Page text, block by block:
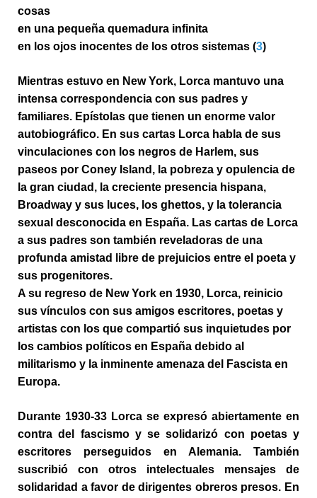
cosas
en una pequeña quemadura infinita
en los ojos inocentes de los otros sistemas (3)
Mientras estuvo en New York, Lorca mantuvo una
intensa correspondencia con sus padres y
familiares. Epístolas que tienen un enorme valor
autobiográfico. En sus cartas Lorca habla de sus
vinculaciones con los negros de Harlem, sus
paseos por Coney Island, la pobreza y opulencia de
la gran ciudad, la creciente presencia hispana,
Broadway y sus luces, los ghettos, y la tolerancia
sexual desconocida en España. Las cartas de Lorca
a sus padres son también reveladoras de una
profunda amistad libre de prejuicios entre el poeta y
sus progenitores.
A su regreso de New York en 1930, Lorca, reinicio
sus vínculos con sus amigos escritores, poetas y
artistas con los que compartió sus inquietudes por
los cambios políticos en España debido al
militarismo y la inminente amenaza del Fascista en
Europa.
Durante 1930-33 Lorca se expresó abiertamente en
contra del fascismo y se solidarizó con poetas y
escritores perseguidos en Alemania. También
suscribió con otros intelectuales mensajes de
solidaridad a favor de dirigentes obreros presos. En